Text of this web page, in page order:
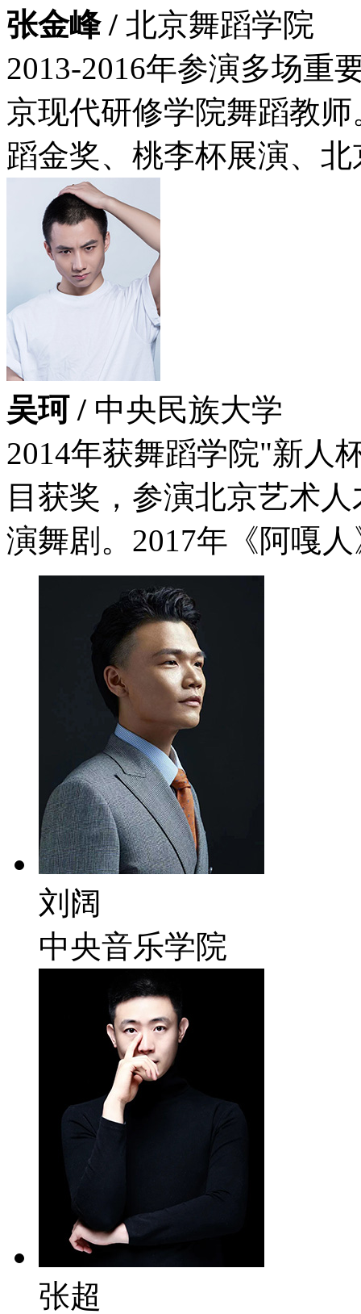
张金峰 / 北京舞蹈学院
2013-2016年参演多场重
京现代研修学院舞蹈教
蹈金奖、桃李杯展演、
吴珂 / 中央民族大学
2014年获舞蹈学院"新人
目获奖，参演北京艺术
演舞剧。2017年《阿嘎
刘阔
中央音乐学院
张超